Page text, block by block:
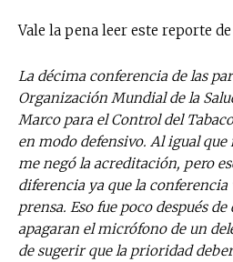
Vale la pena leer este reporte de
La décima conferencia de las
Organización Mundial de la
Marco para el Control del
en modo defensivo. Al igual
me negó la acreditación, pero
diferencia ya que la
prensa. Eso fue poco después
apagaran el micrófono de un
de sugerir que la prioridad